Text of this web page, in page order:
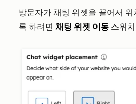
방문자가 채팅 위젯을 끌어서
록 하려면 채팅 위젯 이동 스위